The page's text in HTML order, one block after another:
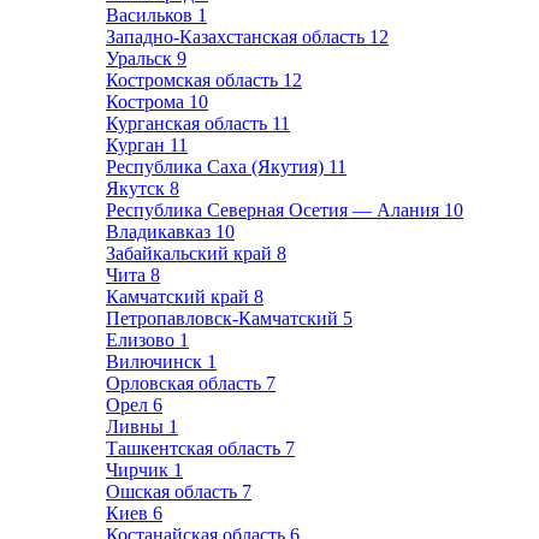
Васильков 1
Западно-Казахстанская область 12
Уральск 9
Костромская область 12
Кострома 10
Курганская область 11
Курган 11
Республика Саха (Якутия) 11
Якутск 8
Республика Северная Осетия — Алания 10
Владикавказ 10
Забайкальский край 8
Чита 8
Камчатский край 8
Петропавловск-Камчатский 5
Елизово 1
Вилючинск 1
Орловская область 7
Орел 6
Ливны 1
Ташкентская область 7
Чирчик 1
Ошская область 7
Киев 6
Костанайская область 6